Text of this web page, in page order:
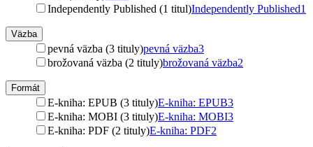
Independently Published (1 titul)Independently Published1
Väzba
pevná väzba (3 tituly)pevná väzba3
brožovaná väzba (2 tituly)brožovaná väzba2
Formát
E-kniha: EPUB (3 tituly)E-kniha: EPUB3
E-kniha: MOBI (3 tituly)E-kniha: MOBI3
E-kniha: PDF (2 tituly)E-kniha: PDF2